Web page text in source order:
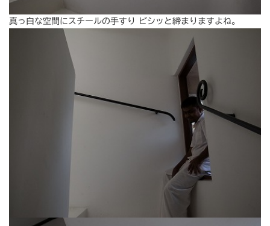
真っ白な空間にスチールの手すり ビシッと締まりますよね。